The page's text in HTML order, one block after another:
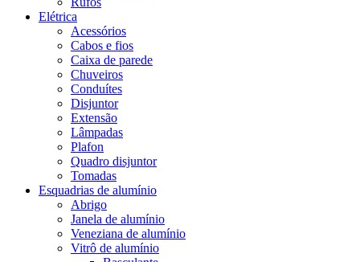
Elétrica
Acessórios
Cabos e fios
Caixa de parede
Chuveiros
Conduítes
Disjuntor
Extensão
Lâmpadas
Plafon
Quadro disjuntor
Tomadas
Esquadrias de alumínio
Abrigo
Janela de alumínio
Veneziana de alumínio
Vitrô de alumínio